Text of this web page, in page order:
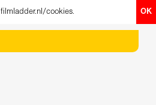
OK
filmladder.nl/cookies.